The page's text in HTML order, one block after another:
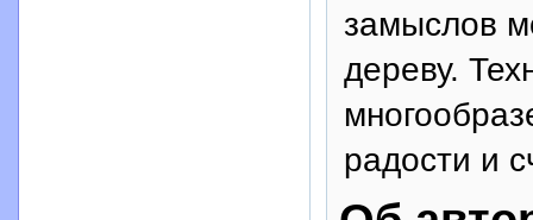
замыслов
дереву.
радости и